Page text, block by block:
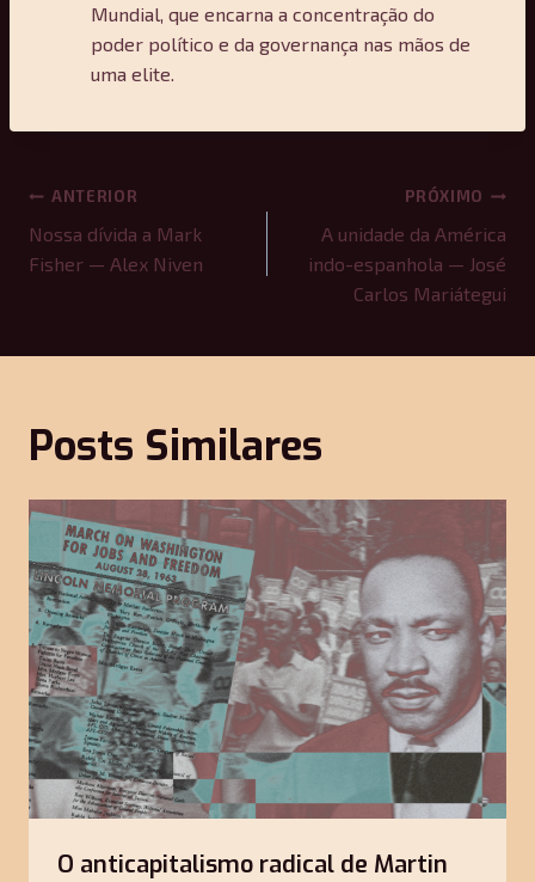
Mundial, que encarna a concentração do
poder político e da governança nas mãos de
uma elite.
Navegação
de
ANTERIOR
Nossa dívida a Mark
Fisher — Alex Niven
PRÓXIMO
A unidade da América
indo-espanhola — José
Carlos Mariátegui
Posts Similares
O anticapitalismo radical de Martin